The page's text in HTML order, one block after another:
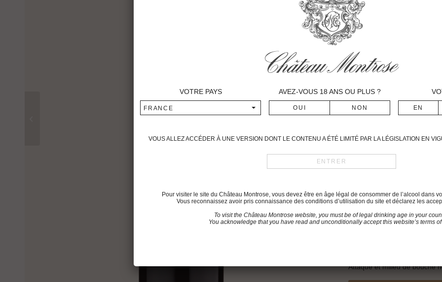
végétation au printemps.
La première quinzaine de
floraison est notée le 20
une semaine d’avance
grains vérés sont trouvés le
déroule façon très
sereinement et de pallier à
Les Merlots présentent
Les Cabernets sont riches,
peu plus hétérogènes par
10 septembre – 24 septembre
Assemblage :
Robe : profonde, à reflets
Attaque et milieu de bouche
VOTRE PAYS
FRANCE
AVEZ-VOUS 18 ANS OU PLUS ?
VOUS ALLEZ ACCÉDER À UNE VERSION DONT LE CONTENU A ÉTÉ LIMITÉ PAR LA LÉGISLATION EN
Pour visiter le site du Château Montrose, vous devez être en âge légal de consommer de l’alcool dans
Vous reconnaissez avoir pris connaissance des conditions d’utilisation du site et déclarez les
To visit the Château Montrose website, you must be of legal drinking age in your
You acknowledge that you have read and unconditionally accept this website’s terms